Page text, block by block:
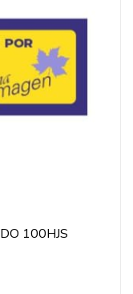
100HJS